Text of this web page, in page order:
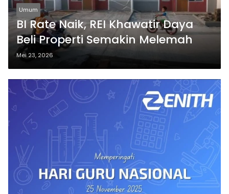
Umum
BI Rate Naik, REI Khawatir Daya
Beli Properti Semakin Melemah
Mei 23, 2026